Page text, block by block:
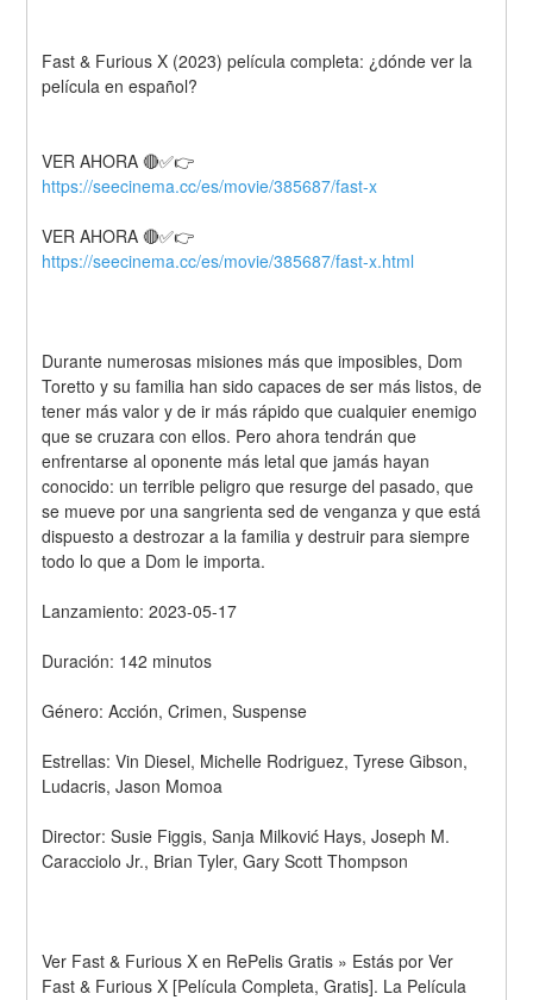
Fast & Furious X (2023) película completa: ¿dónde ver la
película en español?
https://seecinema.cc/es/movie/385687/fast-x
https://seecinema.cc/es/movie/385687/fast-x.html
Durante numerosas misiones más que imposibles, Dom
Toretto y su familia han sido capaces de ser más listos, de
tener más valor y de ir más rápido que cualquier enemigo
que se cruzara con ellos. Pero ahora tendrán que
enfrentarse al oponente más letal que jamás hayan
conocido: un terrible peligro que resurge del pasado, que
se mueve por una sangrienta sed de venganza y que está
dispuesto a destrozar a la familia y destruir para siempre
todo lo que a Dom le importa.
Lanzamiento: 2023-05-17
Duración: 142 minutos
Género: Acción, Crimen, Suspense
Estrellas: Vin Diesel, Michelle Rodriguez, Tyrese Gibson,
Ludacris, Jason Momoa
Director: Susie Figgis, Sanja Milković Hays, Joseph M.
Caracciolo Jr., Brian Tyler, Gary Scott Thompson
Ver Fast & Furious X en RePelis Gratis » Estás por Ver
Fast & Furious X [Película Completa, Gratis]. La Película